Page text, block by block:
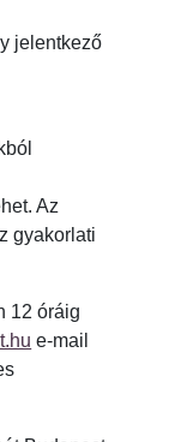
jelentkező
Az
gyakorlati
12 óráig
e-mail